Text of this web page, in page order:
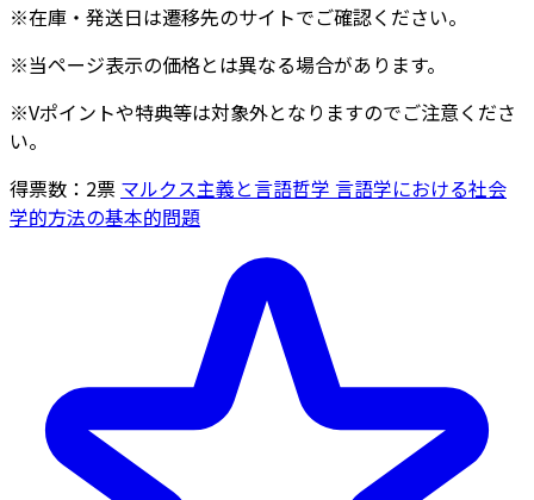
※在庫・発送日は遷移先のサイトでご確認ください。
※当ページ表示の価格とは異なる場合があります。
※Vポイントや特典等は対象外となりますのでご注意くださ
い。
得票数： 2票 マルクス主義と言語哲学 言語学における社会
学的方法の基本的問題